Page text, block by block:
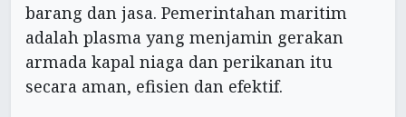
barang dan jasa. Pemerintahan maritim
adalah plasma yang menjamin gerakan
armada kapal niaga dan perikanan itu
secara aman, efisien dan efektif.